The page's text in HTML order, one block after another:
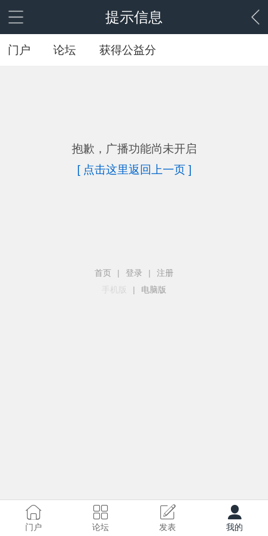
提示信息
门户 论坛 获得公益分
抱歉，广播功能尚未开启
[ 点击这里返回上一页 ]
首页 | 登录 |
注册
手机版
| 电脑版
门户 论坛 发表 我的